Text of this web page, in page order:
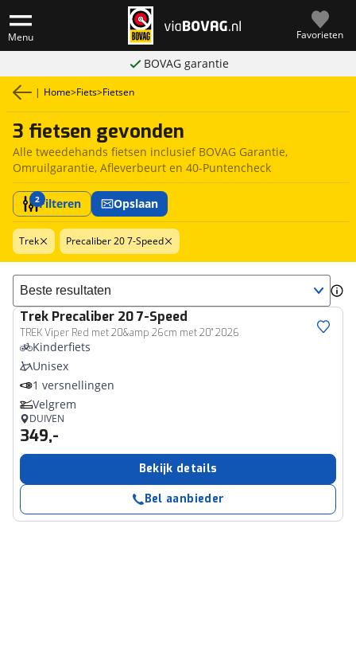
Menu Favorieten
BOVAG garantie
| Home>Fiets>Fietsen
3 fietsen gevonden
Alle tweedehands fietsen inclusief BOVAG Garantie,
Omruilgarantie, Afleverbeurt en 40-Puntencheck
2Filteren Opslaan
Trek Precaliber 20 7-Speed
Sorteer resultaten
Trek Precaliber 20 7-Speed
TREK Viper Red met 20&amp 26cm met 20" 2026
Kinderfiets
Unisex
1 versnellingen
Velgrem
DUIVEN
349,-
Bekijk details
Bel aanbieder